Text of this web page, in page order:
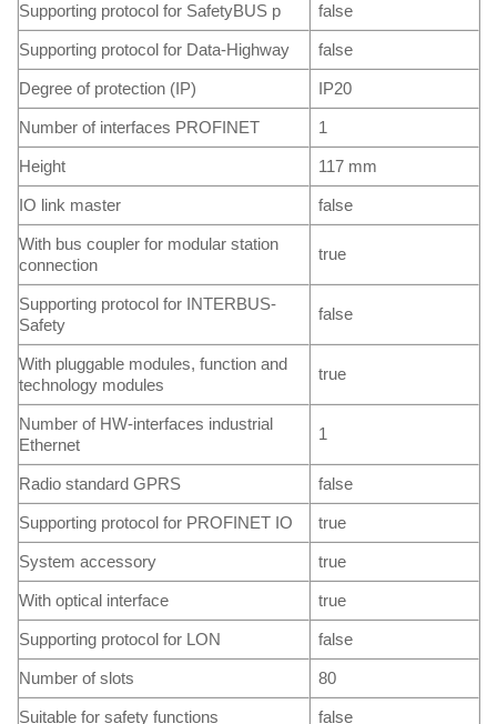
Supporting protocol for SafetyBUS p false
Supporting protocol for Data-Highway false
Degree of protection (IP) IP20
Number of interfaces PROFINET 1
Height 117 mm
IO link master false
With bus coupler for modular station
connection
true
Supporting protocol for INTERBUS-
Safety
false
With pluggable modules, function and
technology modules
true
Number of HW-interfaces industrial
Ethernet
1
Radio standard GPRS false
Supporting protocol for PROFINET IO true
System accessory true
With optical interface true
Supporting protocol for LON false
Number of slots 80
Suitable for safety functions false